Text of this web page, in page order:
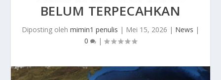
BELUM TERPECAHKAN
Diposting oleh mimin1 penulis | Mei 15, 2026 | News |
0
|